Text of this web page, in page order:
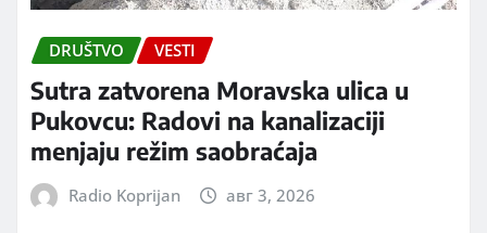
DRUŠTVO VESTI
Sutra zatvorena Moravska ulica u
Pukovcu: Radovi na kanalizaciji
menjaju režim saobraćaja
Radio Koprijan авг 3, 2026